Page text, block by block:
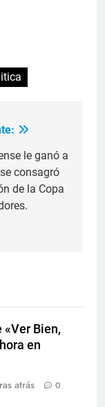
le ganó a
consagró
de la Copa
«Ver Bien,
en
atrás 0